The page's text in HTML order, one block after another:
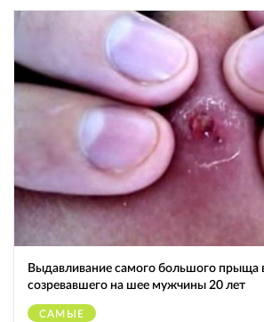
Выдавливание самого большого прыща
созревавшего на шее мужчины 20 лет
САМЫЕ